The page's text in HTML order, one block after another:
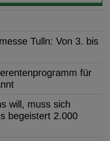
Tulln: Von 3. bis
für
will, muss sich
begeistert 2.000